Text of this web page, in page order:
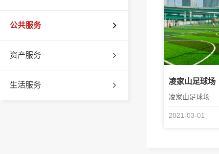
公共服务
资产服务
生活服务 凌家山足球场
凌家山足球场
2021-03-01